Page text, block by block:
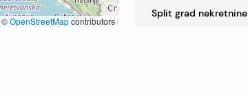
©OpenStreetMapcontributors
Split grad nekretnine